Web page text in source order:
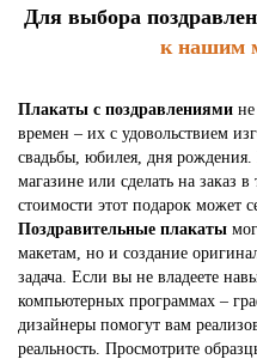
Для выбора
к нашим
Плакаты с поздравлениями
времен – их с удовольствием
свадьбы, юбилея, дня
магазине или сделать на заказ
стоимости этот подарок может
Поздравительные плакаты
макетам, но и создание
задача. Если вы не владеете
компьютерных программах –
дизайнеры помогут вам
реальность. Просмотрите